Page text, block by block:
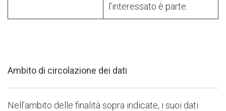
l’interessato è parte.
Ambito di circolazione dei dati
Nell’ambito delle finalità sopra indicate, i suoi dati